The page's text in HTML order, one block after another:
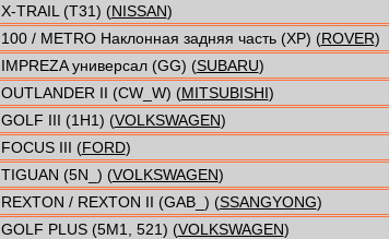
X-TRAIL (T31) (NISSAN)
100 / METRO Наклонная задняя часть (XP) (ROVER)
IMPREZA универсал (GG) (SUBARU)
OUTLANDER II (CW_W) (MITSUBISHI)
GOLF III (1H1) (VOLKSWAGEN)
FOCUS III (FORD)
TIGUAN (5N_) (VOLKSWAGEN)
REXTON / REXTON II (GAB_) (SSANGYONG)
GOLF PLUS (5M1, 521) (VOLKSWAGEN)